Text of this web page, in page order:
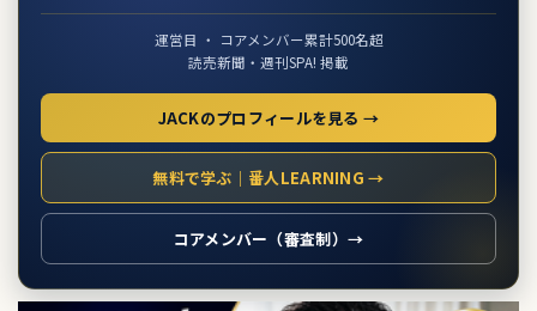
運営目 ・ コアメンバー累計500名超
読売新聞・週刊SPA! 掲載
JACKのプロフィールを見る →
無料で学ぶ｜番人LEARNING →
コアメンバー（審査制）→